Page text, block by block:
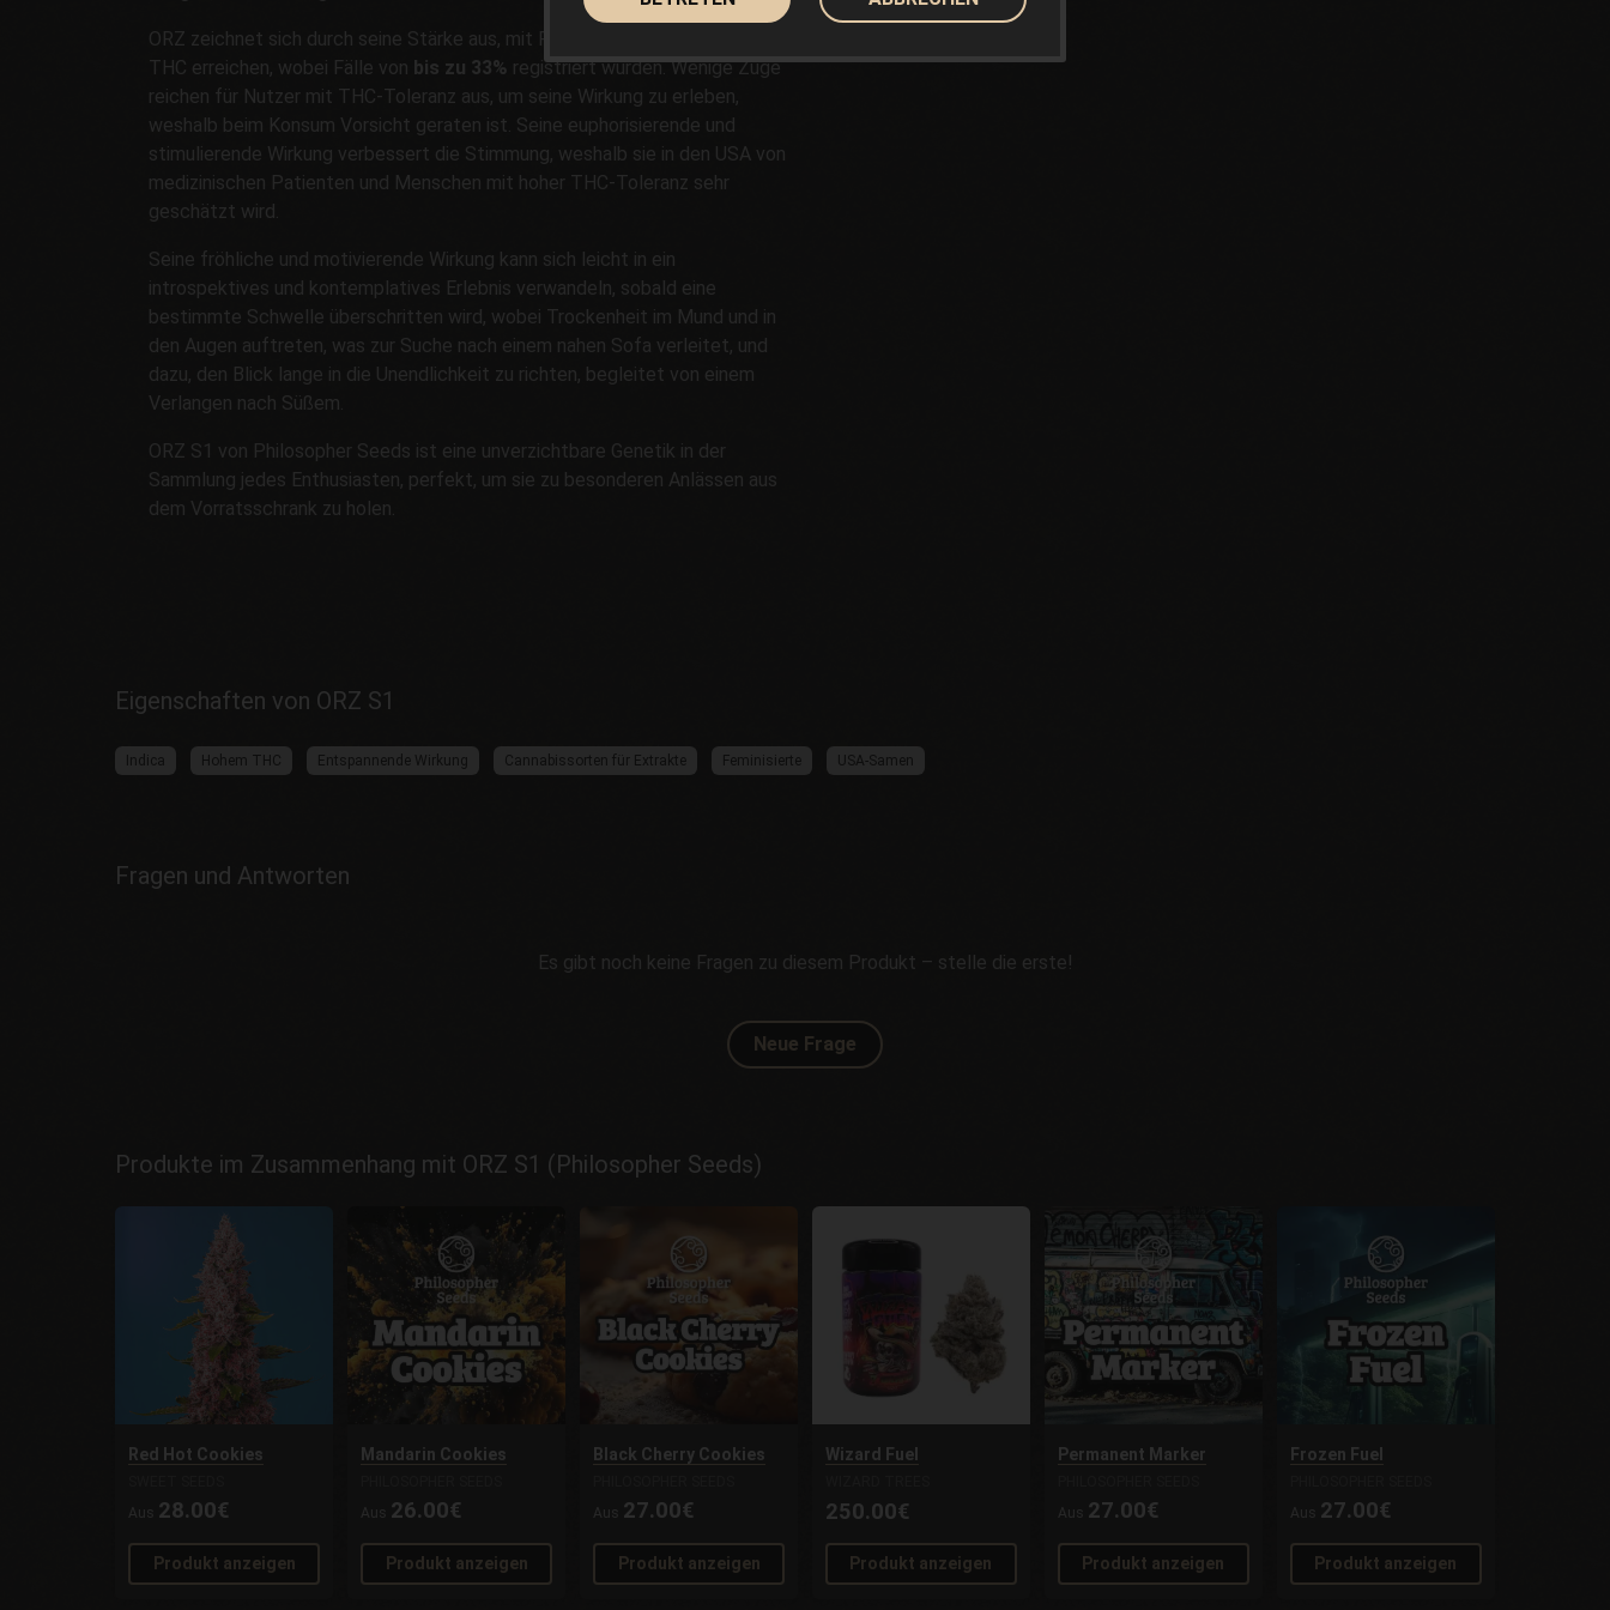
ORZ zeichnet sich durch seine Stärke aus, mit Phänotypen, die leicht 25%
THC erreichen, wobei Fälle von bis zu 33% registriert wurden. Wenige Züge
reichen für Nutzer mit THC-Toleranz aus, um seine Wirkung zu erleben,
weshalb beim Konsum Vorsicht geraten ist. Seine euphorisierende und
stimulierende Wirkung verbessert die Stimmung, weshalb sie in den USA von
medizinischen Patienten und Menschen mit hoher THC-Toleranz sehr
geschätzt wird.
Seine fröhliche und motivierende Wirkung kann sich leicht in ein
introspektives und kontemplatives Erlebnis verwandeln, sobald eine
bestimmte Schwelle überschritten wird, wobei Trockenheit im Mund und in
den Augen auftreten, was zur Suche nach einem nahen Sofa verleitet, und
dazu, den Blick lange in die Unendlichkeit zu richten, begleitet von einem
Verlangen nach Süßem.
ORZ S1 von Philosopher Seeds ist eine unverzichtbare Genetik in der
Sammlung jedes Enthusiasten, perfekt, um sie zu besonderen Anlässen aus
dem Vorratsschrank zu holen.
Eigenschaften von ORZ S1
Indica Hohem THC Entspannende Wirkung Cannabissorten für Extrakte Feminisierte USA-Samen
Fragen und Antworten
Es gibt noch keine Fragen zu diesem Produkt – stelle die erste!
Neue Frage
Produkte im Zusammenhang mit ORZ S1 (Philosopher Seeds)
Red Hot Cookies
Aus 28.00€
Produkt anzeigen
Mandarin Cookies
Aus 26.00€
Produkt anzeigen
Black Cherry Cookies
Aus 27.00€
Produkt anzeigen
Wizard Fuel
250.00€
Produkt anzeigen
Permanent Marker
Aus 27.00€
Produkt anzeigen
Frozen Fuel
Aus 27.00€
Produkt anzeigen